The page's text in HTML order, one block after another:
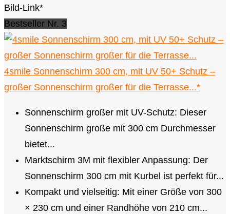
Bild-Link*
Bestseller Nr. 3
4smile Sonnenschirm 300 cm, mit UV 50+ Schutz –
großer Sonnenschirm großer für die Terrasse...*
Sonnenschirm großer mit UV-Schutz: Dieser
Sonnenschirm große mit 300 cm Durchmesser
bietet...
Marktschirm 3M mit flexibler Anpassung: Der
Sonnenschirm 300 cm mit Kurbel ist perfekt für...
Kompakt und vielseitig: Mit einer Größe von 300
× 230 cm und einer Randhöhe von 210 cm...